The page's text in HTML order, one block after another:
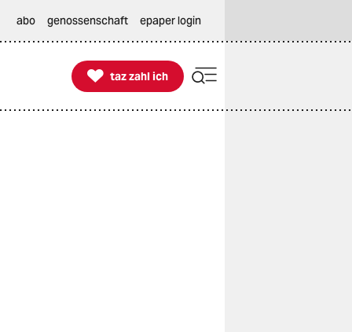
abo genossenschaft epaper login

taz zahl ich
taz zahl ich